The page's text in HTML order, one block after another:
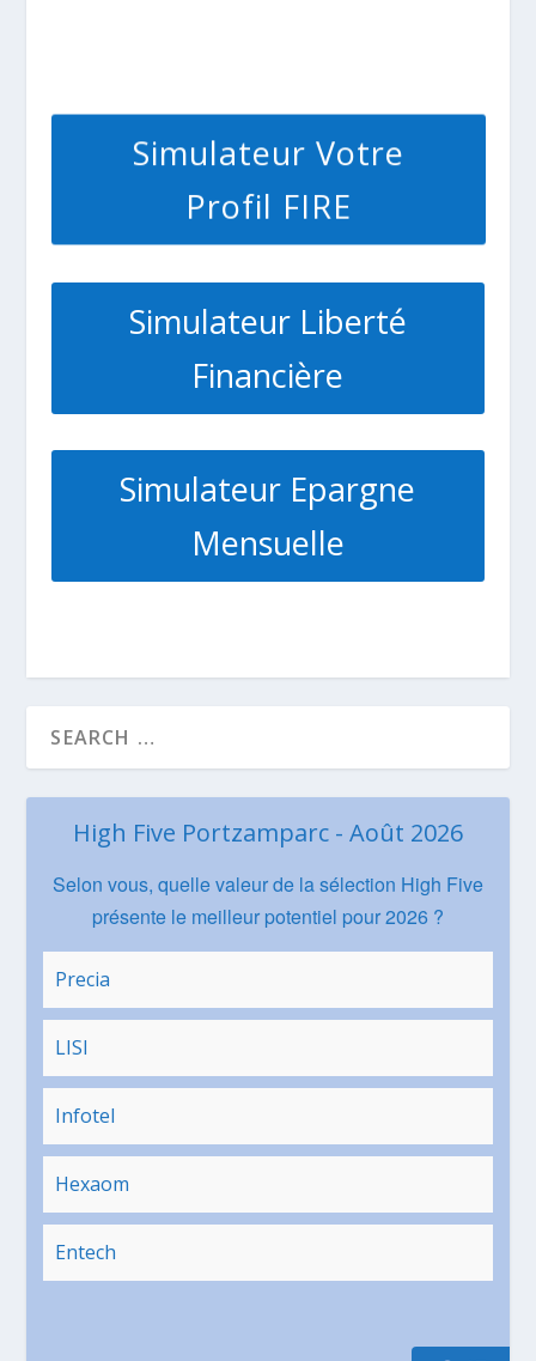
Simulateur Votre
Profil FIRE
Simulateur Liberté
Financière
Simulateur Epargne
Mensuelle
High Five Portzamparc - Août 2026
Selon vous, quelle valeur de la sélection High Five
présente le meilleur potentiel pour 2026 ?
Precia
LISI
Infotel
Hexaom
Entech